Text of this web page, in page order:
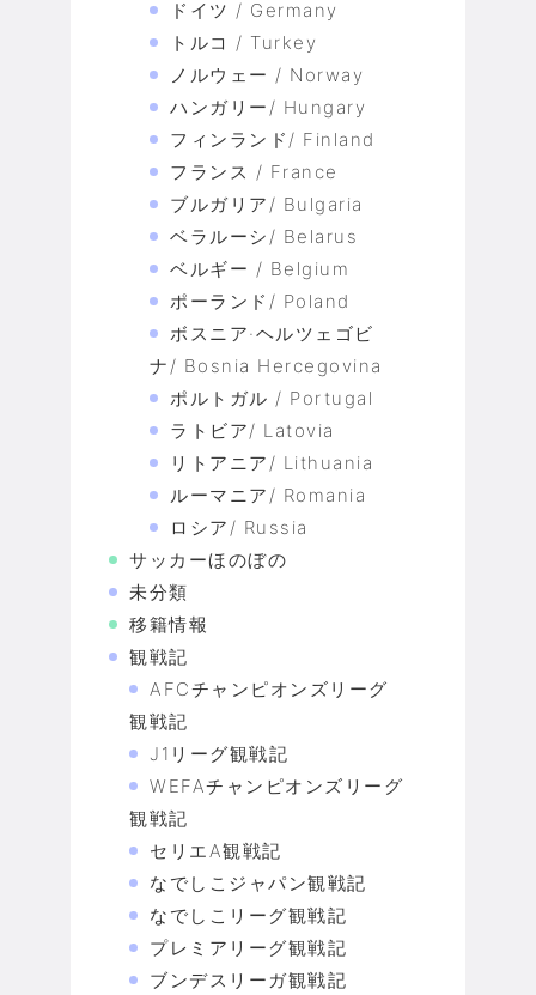
ドイツ / Germany
トルコ / Turkey
ノルウェー / Norway
ハンガリー/ Hungary
フィンランド/ Finland
フランス / France
ブルガリア/ Bulgaria
ベラルーシ/ Belarus
ベルギー / Belgium
ポーランド/ Poland
ボスニア·ヘルツェゴビ
ナ/ Bosnia Hercegovina
ポルトガル / Portugal
ラトビア/ Latovia
リトアニア/ Lithuania
ルーマニア/ Romania
ロシア/ Russia
サッカーほのぼの
未分類
移籍情報
観戦記
AFCチャンピオンズリーグ
観戦記
J1リーグ観戦記
WEFAチャンピオンズリーグ
観戦記
セリエA観戦記
なでしこジャパン観戦記
なでしこリーグ観戦記
プレミアリーグ観戦記
ブンデスリーガ観戦記